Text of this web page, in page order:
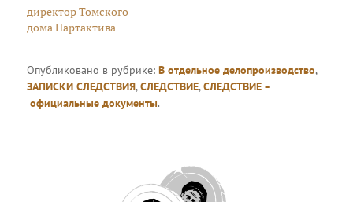
директор Томского
дома Партактива
Опубликовано в рубрике:В отдельное делопроизводство,
ЗАПИСКИ СЛЕДСТВИЯ,СЛЕДСТВИЕ,СЛЕДСТВИЕ –
официальные документы.